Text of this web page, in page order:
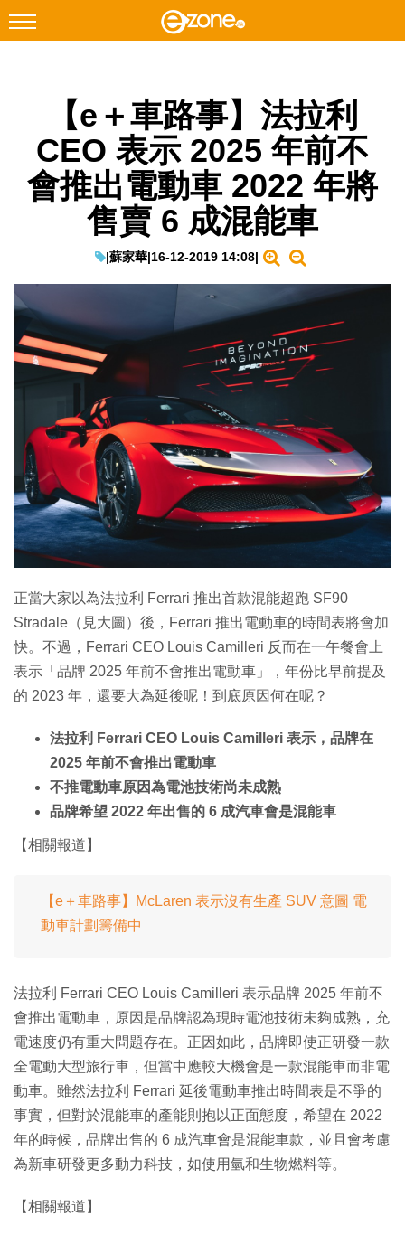
Facebook Instagram
科技焦點
網絡生活
EduTech
IT Times
生成式AI與雲端應用
Enterprise Digital Transformation
特集
【e＋車路事】法拉利
CEO 表示 2025 年前不
會推出電動車 2022 年將
售賣 6 成混能車
|蘇家華|16-12-2019 14:08|
正當大家以為法拉利 Ferrari 推出首款混能超跑 SF90
Stradale（見大圖）後，Ferrari 推出電動車的時間表將會加
快。不過，Ferrari CEO Louis Camilleri 反而在一午餐會上
表示「品牌 2025 年前不會推出電動車」，年份比早前提及
的 2023 年，還要大為延後呢！到底原因何在呢？
法拉利 Ferrari CEO Louis Camilleri 表示，品牌在
2025 年前不會推出電動車
不推電動車原因為電池技術尚未成熟
品牌希望 2022 年出售的 6 成汽車會是混能車
【相關報道】
【e＋車路事】McLaren 表示沒有生產 SUV 意圖 電
動車計劃籌備中
法拉利 Ferrari CEO Louis Camilleri 表示品牌 2025 年前不
會推出電動車，原因是品牌認為現時電池技術未夠成熟，充
電速度仍有重大問題存在。正因如此，品牌即使正研發一款
全電動大型旅行車，但當中應較大機會是一款混能車而非電
動車。雖然法拉利 Ferrari 延後電動車推出時間表是不爭的
事實，但對於混能車的產能則抱以正面態度，希望在 2022
年的時候，品牌出售的 6 成汽車會是混能車款，並且會考慮
為新車研發更多動力科技，如使用氫和生物燃料等。
【相關報道】